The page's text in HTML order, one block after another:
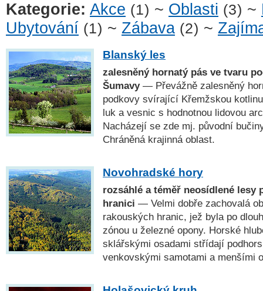
Kategorie: Akce (1) ~ Oblasti (3) ~
Ubytování (1) ~ Zábava (2) ~
Blanský les
zalesněný hornatý pás ve tvaru
Šumavy— Převážně zalesněný
podkovy svírající Křemžskou
luk a vesnic s hodnotnou lidovou
Nacházejí se zde mj. původní
Chráněná krajinná oblast.
Novohradské hory
rozsáhlé a téměř neosídlené lesy
hranici — Velmi dobře zachovalá
rakouských hranic, jež byla po
zónou u železné opony. Horské
sklářskými osadami střídají
venkovskými samotami a menšími